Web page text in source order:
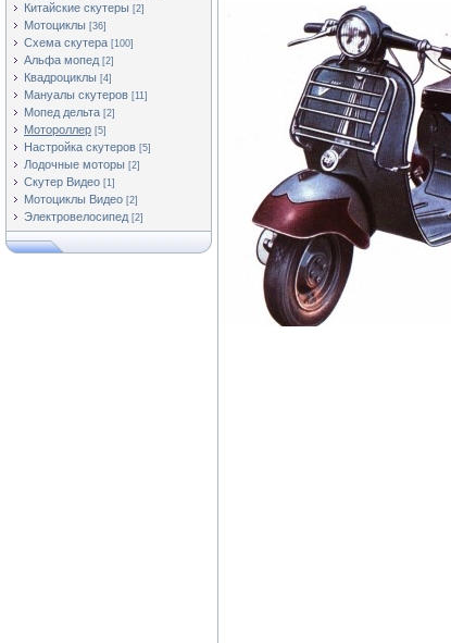
Китайские скутеры [2]
Мотоциклы [36]
Cхема скутера [100]
Альфа мопед [2]
Квадроциклы [4]
Мануалы скутеров [11]
Мопед дельта [2]
Мотороллер [5]
Настройка скутеров [5]
Лодочные моторы [2]
Скутер Видео [1]
Мотоциклы Видео [2]
Электровелосипед [2]